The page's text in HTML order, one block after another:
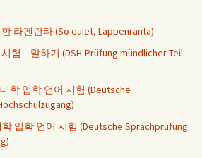
라펜란타 (So quiet, Lappenranta)
험 – 말하기 (DSH-Prüfung mündlicher Teil
학 입학 언어 시험 (Deutsche
학 입학 언어 시험 (Deutsche Sprachprüfung